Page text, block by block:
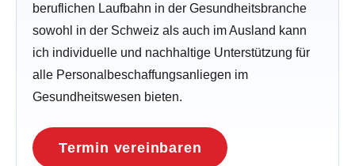
beruflichen Laufbahn in der Gesundheitsbranche
sowohl in der Schweiz als auch im Ausland kann
ich individuelle und nachhaltige Unterstützung für
alle Personalbeschaffungsanliegen im
Gesundheitswesen bieten.
Termin vereinbaren